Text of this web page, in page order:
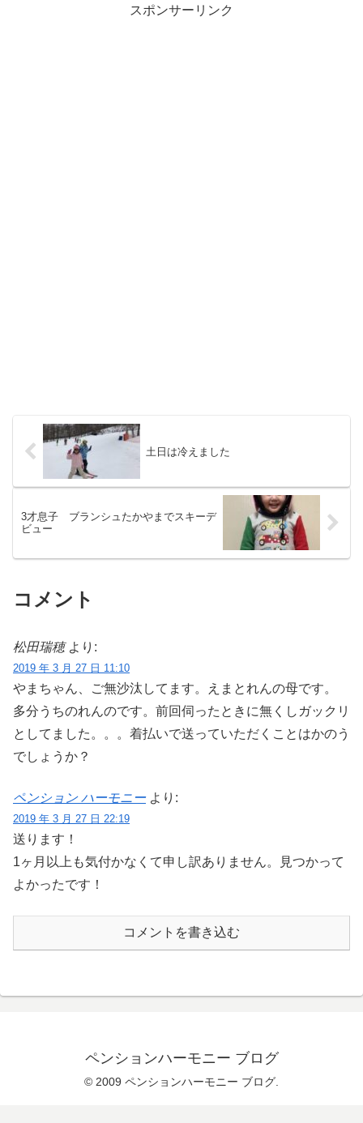
スポンサーリンク
土日は冷えました
3才息子 ブランシュたかやまでスキーデ
ビュー
コメント
松田瑞穂 より:
2019 年 3 月 27 日 11:10
やまちゃん、ご無沙汰してます。えまとれんの母です。
多分うちのれんのです。前回伺ったときに無くしガックリ
としてました。。。着払いで送っていただくことはかのう
でしょうか？
ペンション ハーモニー より:
2019 年 3 月 27 日 22:19
送ります！
1ヶ月以上も気付かなくて申し訳ありません。見つかって
よかったです！
コメントを書き込む
ペンションハーモニー ブログ
© 2009 ペンションハーモニー ブログ.